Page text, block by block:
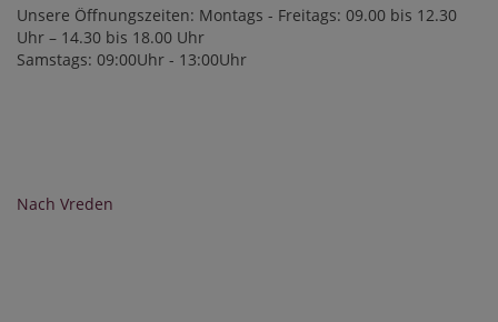
Unsere Öffnungszeiten: Montags - Freitags: 09.00 bis 12.30
Uhr – 14.30 bis 18.00 Uhr
Samstags: 09:00Uhr - 13:00Uhr
Nach Vreden